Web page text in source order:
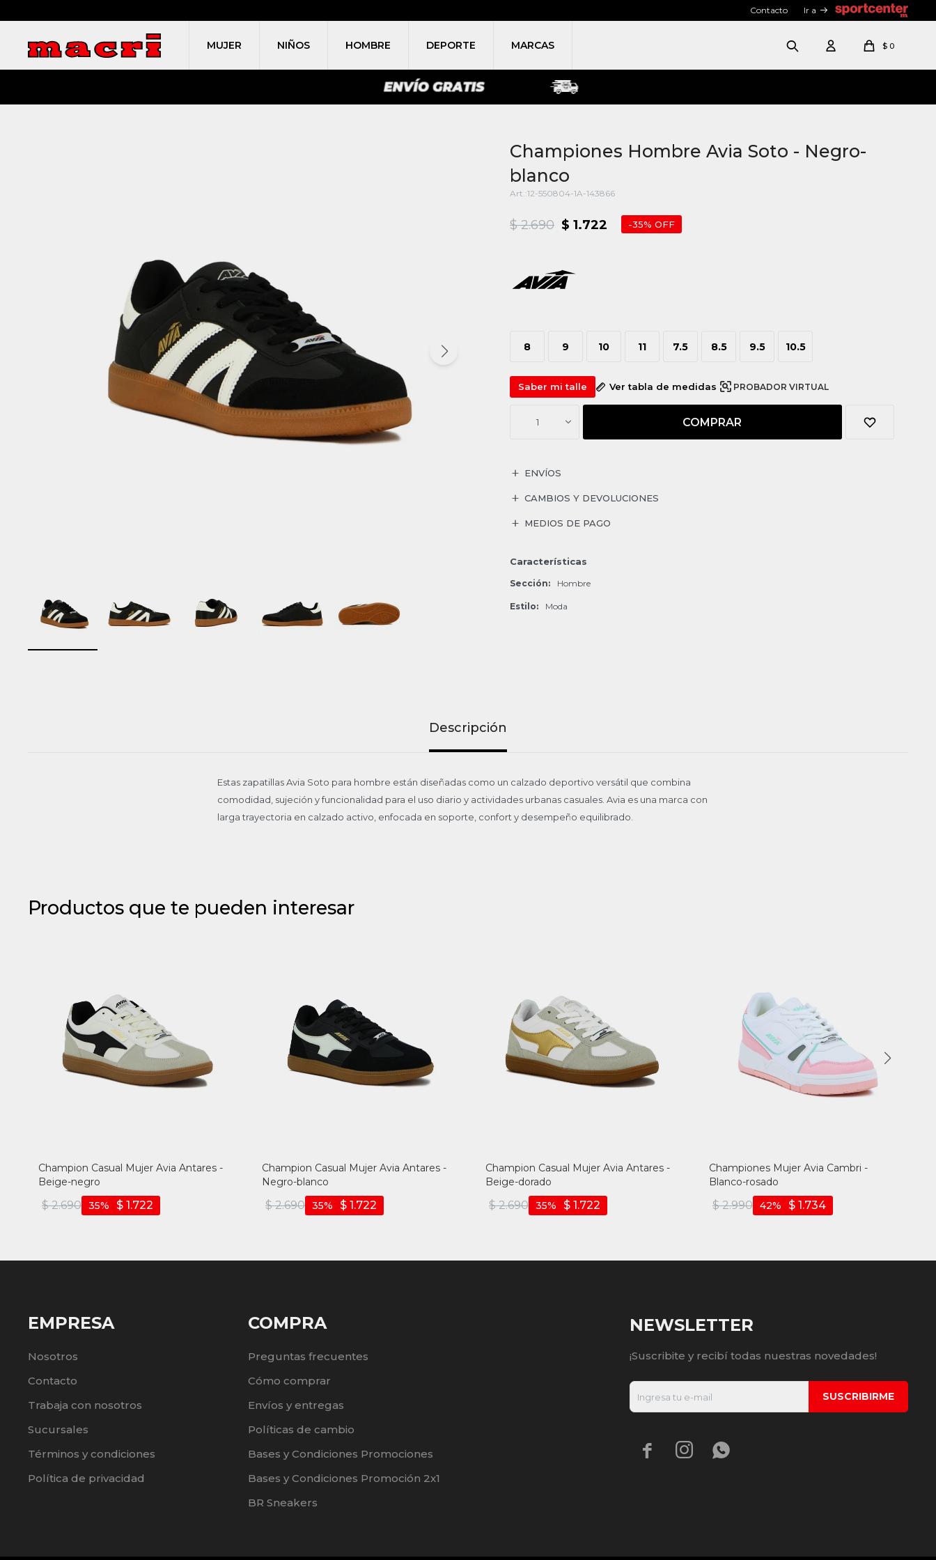
MUJER NIÑOS HOMBRE DEPORTE MARCAS $ 0
Contacto Ir a
Championes Hombre Avia Soto - Negro-
blanco
12-550804-1A-143866
$ 1.722
$ 2.690 35
8 9 10 11 7.5 8.5 9.5 10.5
Saber mi talle Ver tabla de medidas PROBADOR VIRTUAL
1 COMPRAR
ENVÍOS
CAMBIOS Y DEVOLUCIONES
MEDIOS DE PAGO
Características
Sección Hombre
Estilo Moda
Descripción
Estas zapatillas Avia Soto para hombre están diseñadas como un calzado deportivo versátil que combina
comodidad, sujeción y funcionalidad para el uso diario y actividades urbanas casuales. Avia es una marca con
larga trayectoria en calzado activo, enfocada en soporte, confort y desempeño equilibrado.
Productos que te pueden interesar
Champion Casual Mujer Avia Antares -
Beige-negro
$ 2.690 $ 1.722
35
Champion Casual Mujer Avia Antares -
Negro-blanco
$ 2.690 $ 1.722
35
Champion Casual Mujer Avia Antares -
Beige-dorado
$ 2.690 $ 1.722
35
Championes Mujer Avia Cambri -
Blanco-rosado
$ 2.990 $ 1.734
42
EMPRESA
Nosotros
Contacto
Trabaja con nosotros
Sucursales
Términos y condiciones
Política de privacidad
COMPRA
Preguntas frecuentes
Cómo comprar
Envíos y entregas
Políticas de cambio
Bases y Condiciones Promociones
Bases y Condiciones Promoción 2x1
BR Sneakers
NEWSLETTER
¡Suscribite y recibí todas nuestras novedades!
SUSCRIBIRME
  